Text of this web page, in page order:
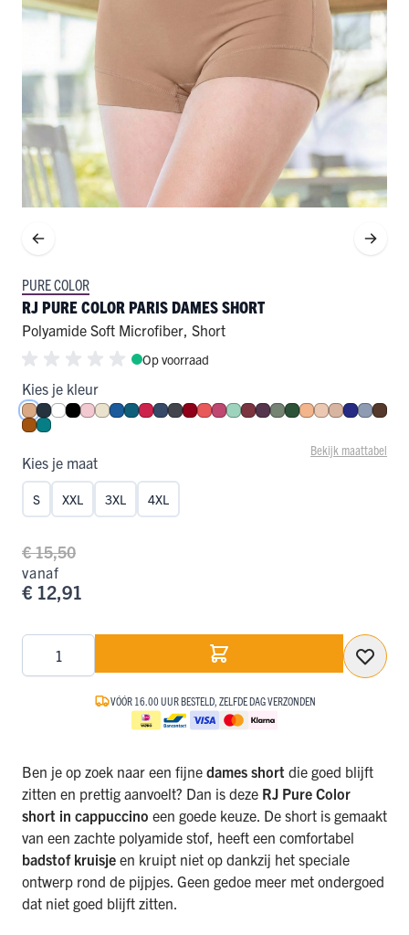
PURE COLOR
RJ PURE COLOR PARIS DAMES SHORT
Polyamide Soft Microfiber, Short
Op voorraad
Kies je kleur
Cappuccino
Navy
WitZwart
RozeIvoorBlauw
Petrol
RoodDonkerblauw
Donkergrijs
Donkerrood
Koraal
Fuchsia
MintPortAubergine
OlijfDonkergroen
Perzik
Nude
Caffè Latte
Royal
Steel
Cognac
Smaragd
Bekijk maattabel
Kies je maat
S XXL 3XL 4XL
€ 15,50
vanaf
€ 12,91
VÓÓR 16.00 UUR BESTELD, ZELFDE DAG VERZONDEN
Ben je op zoek naar een fijne dames short die goed blijft
zitten en prettig aanvoelt? Dan is deze RJ Pure Color
short in cappuccino een goede keuze. De short is gemaakt
van een zachte polyamide stof, heeft een comfortabel
badstof kruisje en kruipt niet op dankzij het speciale
ontwerp rond de pijpjes. Geen gedoe meer met ondergoed
dat niet goed blijft zitten.